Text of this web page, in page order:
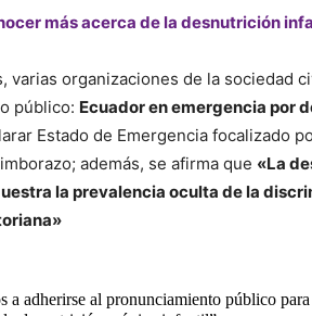
más acerca de la desnutrición
varias organizaciones de la sociedad
público: Ecuador en emergencia por
Estado de Emergencia focalizado
además, se afirma que «La
la prevalencia oculta de la
a adherirse al pronunciamiento público